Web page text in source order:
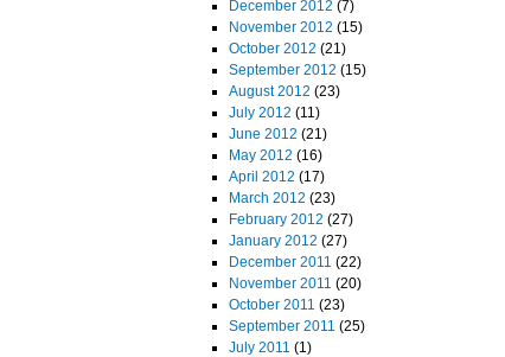
December 2012 (7)
November 2012 (15)
October 2012 (21)
September 2012 (15)
August 2012 (23)
July 2012 (11)
June 2012 (21)
May 2012 (16)
April 2012 (17)
March 2012 (23)
February 2012 (27)
January 2012 (27)
December 2011 (22)
November 2011 (20)
October 2011 (23)
September 2011 (25)
July 2011 (1)